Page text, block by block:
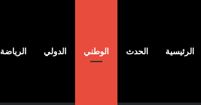
الرئيسية الحدث الوطني الدولي الرياضة